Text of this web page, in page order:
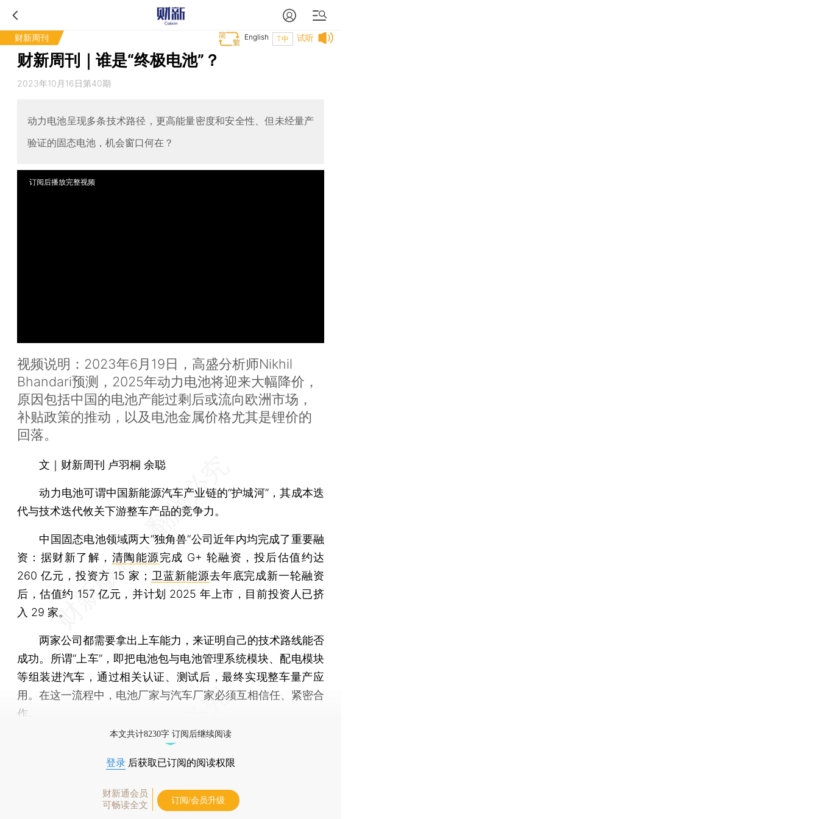
财新周刊 试听
T中
English
财新周刊｜谁是“终极电池”？
2023年10月16日第40期
动力电池呈现多条技术路径，更高能量密度和安全性、但未经量产
验证的固态电池，机会窗口何在？
订阅后播放完整视频
视频说明：2023年6月19日，高盛分析师Nikhil
Bhandari预测，2025年动力电池将迎来大幅降价，
原因包括中国的电池产能过剩后或流向欧洲市场，
补贴政策的推动，以及电池金属价格尤其是锂价的
回落。
文｜财新周刊 卢羽桐 余聪
动力电池可谓中国新能源汽车产业链的“护城河”，其成本迭
代与技术迭代攸关下游整车产品的竞争力。
中国固态电池领域两大“独角兽”公司近年内均完成了重要融
资：据财新了解， 清陶能源完成 G+ 轮融资，投后估值约达
260 亿元，投资方 15 家； 卫蓝新能源去年底完成新一轮融资
后，估值约 157 亿元，并计划 2025 年上市，目前投资人已挤
入 29 家。
两家公司都需要拿出上车能力，来证明自己的技术路线能否
成功。所谓“上车”，即把电池包与电池管理系统模块、配电模块
等组装进汽车，通过相关认证、测试后，最终实现整车量产应
用。在这一流程中，电池厂家与汽车厂家必须互相信任、紧密合
作。
本文共计8230字 订阅后继续阅读
登录 后获取已订阅的阅读权限
财新通会员
可畅读全文
订阅/会员升级